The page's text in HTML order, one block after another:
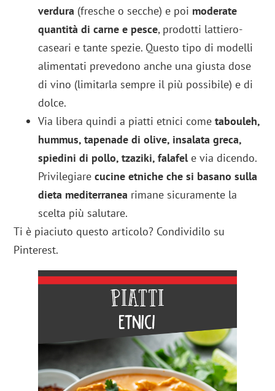
verdura (fresche o secche) e poi moderate
quantità di carne e pesce, prodotti lattiero-
caseari e tante spezie. Questo tipo di modelli
alimentati prevedono anche una giusta dose
di vino (limitarla sempre il più possibile) e di
dolce.
Via libera quindi a piatti etnici cometabouleh,
hummus, tapenade di olive, insalata greca,
spiedini di pollo, tzaziki, falafele via dicendo.
Privilegiarecucine etniche che si basano sulla
dieta mediterranea rimane sicuramente la
scelta più salutare.
Ti è piaciuto questo articolo? Condividilo su
Pinterest.